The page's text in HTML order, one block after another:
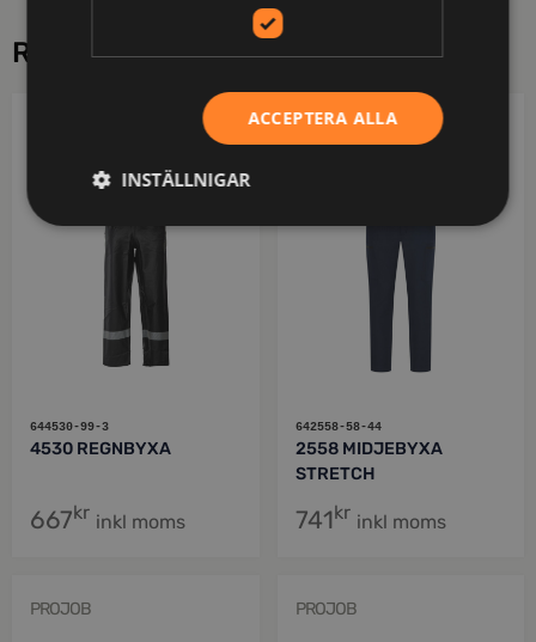
RELATERADE PRODUKTER
644530-99-3
4530 REGNBYXA
667kr inkl moms
PROJOB
642558-58-44
2558 MIDJEBYXA
STRETCH
741kr inkl moms
PROJOB PROJOB
ACCEPTERA ALLA
INSTÄLLNIGAR